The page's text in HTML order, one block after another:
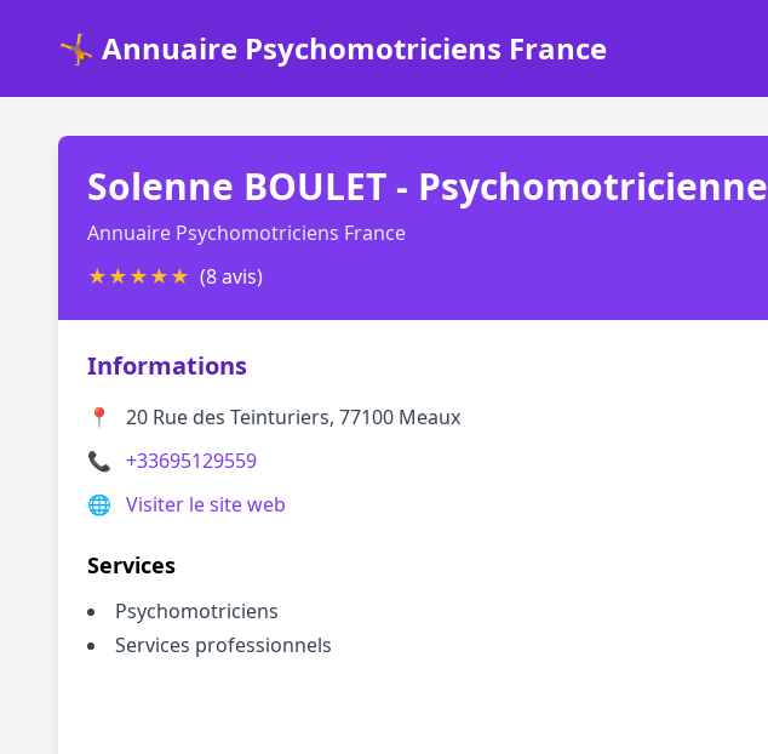
🤸 Annuaire Psychomotriciens France
Solenne BOULET - Psychomotricienne
Annuaire Psychomotriciens France
★★★★★ (8 avis)
Informations
📍
20 Rue des Teinturiers, 77100 Meaux
📞 +33695129559
🌐 Visiter le site web
Services
Psychomotriciens
Services professionnels